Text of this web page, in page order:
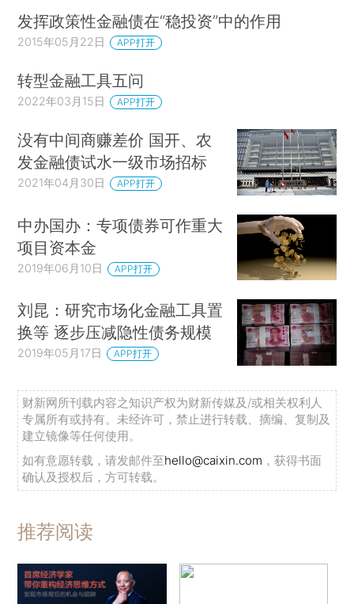
发挥政策性金融债在“稳投资”中的作用
2015年05月22日 APP打开
转型金融工具五问
2022年03月15日 APP打开
没有中间商赚差价 国开、农
发金融债试水一级市场招标
2021年04月30日 APP打开
中办国办：专项债券可作重大
项目资本金
2019年06月10日 APP打开
刘昆：研究市场化金融工具置
换等 逐步压减隐性债务规模
2019年05月17日 APP打开
财新网所刊载内容之知识产权为财新传媒及/或相关权利人
专属所有或持有。未经许可，禁止进行转载、摘编、复制及
建立镜像等任何使用。
如有意愿转载，请发邮件至hello@caixin.com ，获得书面
确认及授权后，方可转载。
推荐阅读